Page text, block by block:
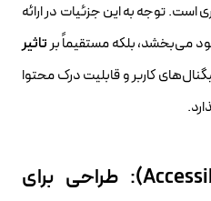
است. توجه به این جزئیات در ارائه
می‌بخشد، بلکه مستقیماً برتاثیر
کاربر و قابلیت درک محتوا
دسترس‌پذیری (Accessibility): طراحی برای